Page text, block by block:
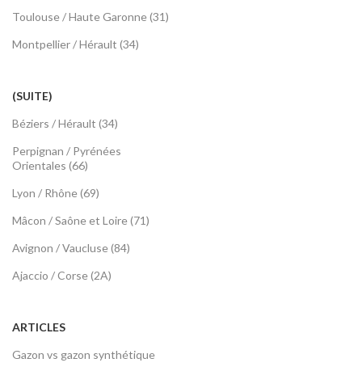
Toulouse / Haute Garonne (31)
Montpellier / Hérault (34)
(SUITE)
Béziers / Hérault (34)
Perpignan / Pyrénées
Orientales (66)
Lyon / Rhône (69)
Mâcon / Saône et Loire (71)
Avignon / Vaucluse (84)
Ajaccio / Corse (2A)
ARTICLES
Gazon vs gazon synthétique